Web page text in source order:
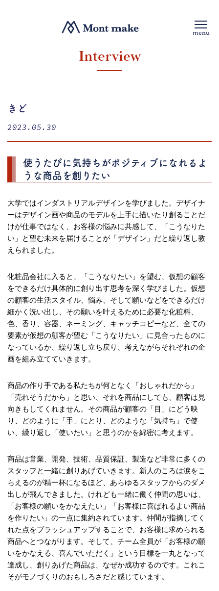
menu
Interview
きど
2023.05.30
使うたびに気持ちがポジティブになれるよ
うな商品を創りたい
大学ではインダストリアルデザインを学びました。デザイナ
ーはデザイン画や商品のモデルを上手に描いたり創ることだ
けが仕事ではなく、お客様の悩みに共感して、「こうなりた
い」と望む未来を届けることが「デザイン」だと繰り返し教
えられました。
化粧品会社に入ると、「こうなりたい」を望む、仮想の顧客
をできるだけ具体的に創り出す思考を深く学びました。仮想
の顧客の生活スタイル、悩み、そして願いなどをできるだけ
細かく洗い出し、その願いを叶えるために必要な化粧料、
色、香り、容器、ネーミング、キャッチコピーなど、全ての
要素が仮想の顧客が望む「こうなりたい」に見合ったものに
なっているか、繰り返し立ち戻り、考えながらそれぞれの企
画を組み立てていきます。
商品の作り手である私たちが何となく「おしゃれだから」
「売れそうだから」と思い、それを商品にしても、顧客は見
向きもしてくれません。その商品が顧客の「目」にどう映
り、どのように「手」にとり、どのような「気持ち」で使
い、繰り返し「使いたい」と思うのかを綿密に考えます。
商品は営業、開発、技術、品質保証、製造など非常に多くの
スタッフと一緒に創りあげていきます。新人のころは涙をこ
らえるのが精一杯になるほど、あらゆるスタッフからのダメ
出しが飛んできました。けれども一緒に働く仲間の思いは、
「お客様の願いをかなえたい」「お客様に喜ばれるよい商品
を作りたい」の一点に集約されています。仲間が指摘してく
れた点をブラッシュアップすることで、お客様に求められる
商品へとつながります。そして、チーム全員が「お客様の願
いをかなえる、喜んでいただく」という目標を一丸となって
達成し、創りあげた商品は、なぜか成功するのです。これこ
そがモノづくりのおもしろさだと感じています。